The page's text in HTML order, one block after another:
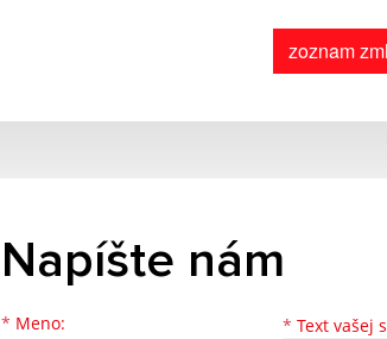
zoznam
Napíšte nám
* Meno:
Meno
Priezvisko
E-mailová adresa * Text vašej